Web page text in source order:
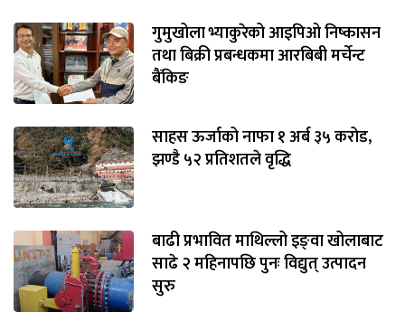
गुमुखोला भ्याकुरेको आइपिओ निष्कासन
तथा बिक्री प्रबन्धकमा आरबिबी मर्चेन्ट
बैंकिङ
साहस ऊर्जाको नाफा १ अर्ब ३५ करोड,
झण्डै ५२ प्रतिशतले वृद्धि
बाढी प्रभावित माथिल्लो इङ्‌वा खोलाबाट
साढे २ महिनापछि पुनः विद्युत् उत्पादन
सुरु